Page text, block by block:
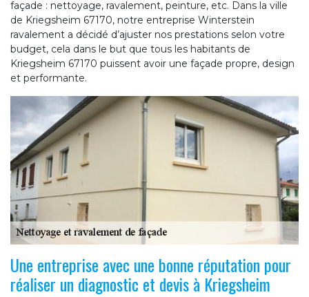
façade : nettoyage, ravalement, peinture, etc. Dans la ville
de Kriegsheim 67170, notre entreprise Winterstein
ravalement a décidé d’ajuster nos prestations selon votre
budget, cela dans le but que tous les habitants de
Kriegsheim 67170 puissent avoir une façade propre, design
et performante.
Une entreprise avec une bonne réputation pour
réaliser un diagnostic et devis à Kriegsheim